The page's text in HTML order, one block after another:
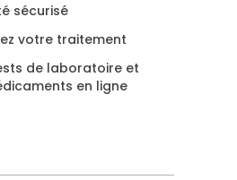
sécurisé
votre traitement
de laboratoire et
en ligne